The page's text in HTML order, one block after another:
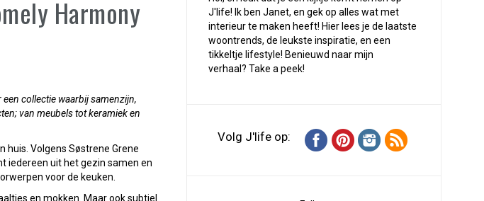
Harmony
collectie waarbij samenzijn,
van meubels tot keramiek en
huis. Volgens Søstrene Grene
iedereen uit het gezin samen en
voor de keuken.
en mokken. Maar ook subtiel
J'life! Ik ben Janet, en gek op alles wat met
interieur te maken heeft! Hier lees je de laatste
woontrends, de leukste inspiratie, en een
tikkeltje lifestyle! Benieuwd naar mijn
verhaal? Take a peek!
Volg J'life op: